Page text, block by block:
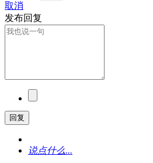
取消
发布回复
回复
说点什么...